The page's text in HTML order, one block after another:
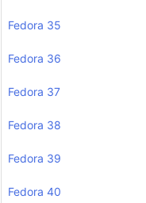
Fedora 35
Fedora 36
Fedora 37
Fedora 38
Fedora 39
Fedora 40